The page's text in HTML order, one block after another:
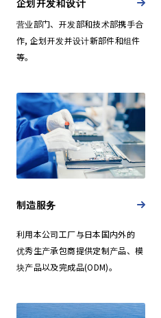
营业部门、开发部和技术部携手合
作, 企划开发并设计新部件和组件
等。
制造服务
利用本公司工厂与日本国内外的
优秀生产承包商提供定制产品、模
块产品以及完成品(ODM)。